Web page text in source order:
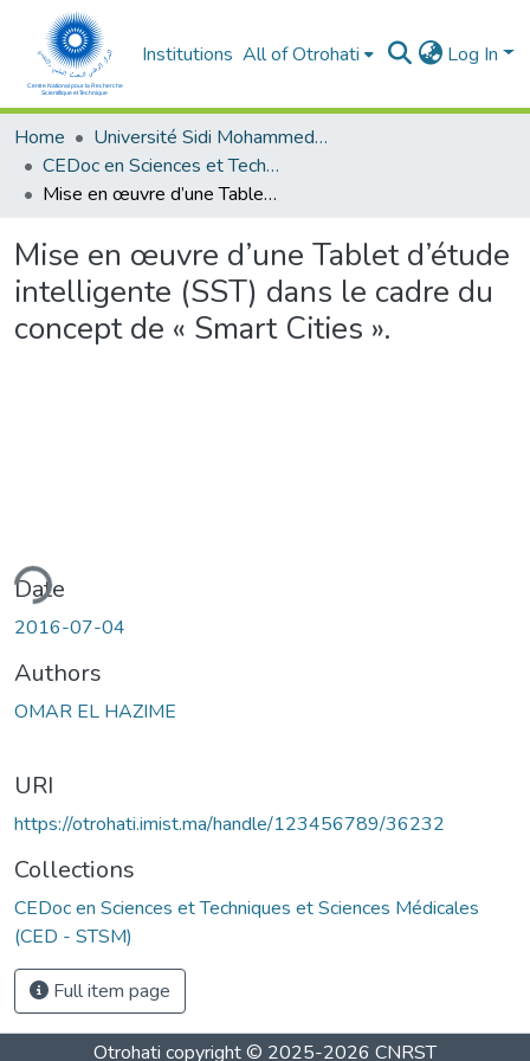
Institutions All of Otrohati Log In
Home
Université Sidi Mohammed Ben Abdellah - Fès
CEDoc en Sciences et Techniques et Sciences Médicales (CED - STSM)
Mise en œuvre d’une Tablet d’étude intelligente (SST) dans le cadre du concept de « Smart Cities ».
Mise en œuvre d’une Tablet d’étude
intelligente (SST) dans le cadre du
concept de « Smart Cities ».
Date
2016-07-04
Authors
OMAR EL HAZIME
URI
https://otrohati.imist.ma/handle/123456789/36232
Collections
CEDoc en Sciences et Techniques et Sciences Médicales
(CED - STSM)
Full item page
Otrohati copyright © 2025-2026 CNRST